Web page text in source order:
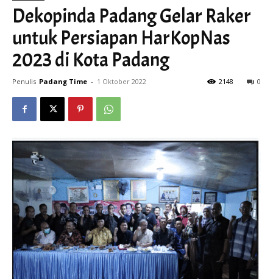
Dekopinda Padang Gelar Raker
untuk Persiapan HarKopNas
2023 di Kota Padang
Penulis Padang Time - 1 Oktober 2022 0
2148